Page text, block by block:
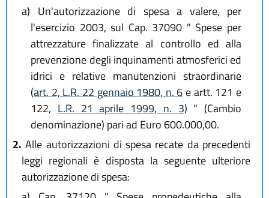
a) Un'autorizzazione di spesa a valere, per
l'esercizio 2003, sul Cap. 37090 " Spese per
attrezzature finalizzate al controllo ed alla
prevenzione degli inquinamenti atmosferici ed
idrici e relative manutenzioni straordinarie
(art. 2, L.R. 22 gennaio 1980, n. 6 e artt. 121 e
122, L.R. 21 aprile 1999, n. 3) " (Cambio
denominazione) pari ad Euro 600.000,00.
2. Alle autorizzazioni di spesa recate da precedenti
leggi regionali è disposta la seguente ulteriore
autorizzazione di spesa: